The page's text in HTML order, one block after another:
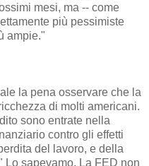
mesi, ma -- come
più pessimiste
ampie."
la pena osservare che la
di molti americani.
sono entrate nella
contro gli effetti
del lavoro, e della
Lo sapevamo. La FED non